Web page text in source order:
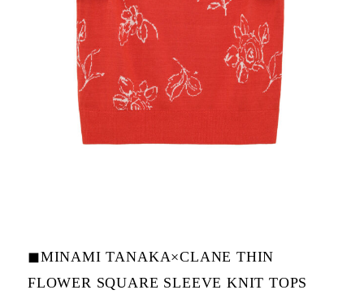
◼MINAMI TANAKA×CLANE THIN
FLOWER SQUARE SLEEVE KNIT TOPS